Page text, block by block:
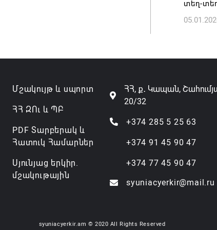
տեղ-
Մշակույթ և սպորտ
ՀՀ ԶՈւ և ՊԲ
PDF Տարբերակ և
Հատուկ Համարներ
Սյունյաց երկիր.
մշակութային
ՀՀ, ք․ Կապան,
20/32
+374 285 5 25 63
+374 91 45 90 47
+374 77 45 90 47
syuniacyerkir@mail.ru
syuniacyerkir.am © 2020 All Rights Reserved